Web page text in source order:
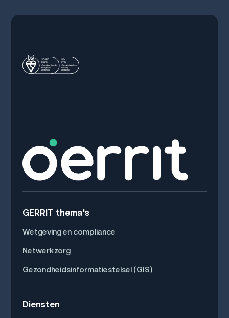
GERRIT thema's
Wetgeving en compliance
Netwerkzorg
Gezondheidsinformatiestelsel (GIS)
Diensten